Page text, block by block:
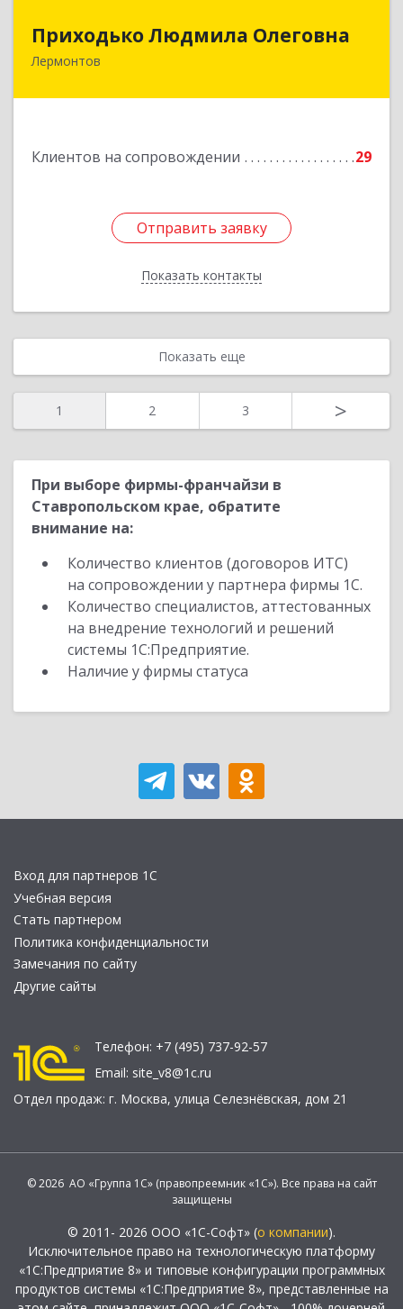
Приходько Людмила Олеговна
Лермонтов
Клиентов на сопровождении 29
Отправить заявку
Показать контакты
357341, Лермонтов г, П.Лумумбы ул, дом №
Отправить заявку
Назад
Показать еще
1 2 3 >
При выборе фирмы-франчайзи в
Ставропольском крае, обратите
внимание на:
Количество клиентов (договоров ИТС)
на сопровождении у партнера фирмы 1С.
Количество специалистов, аттестованных
на внедрение технологий и решений
системы 1С:Предприятие.
Наличие у фирмы статуса
Вход для партнеров 1С
Учебная версия
Стать партнером
Политика конфиденциальности
Замечания по сайту
Другие сайты
Телефон: +7 (495) 737-92-57
Email: site_v8@1c.ru
Отдел продаж: г. Москва, улица Селезнёвская, дом 21
© 2026 АО «Группа 1С» (правопреемник «1С»). Все права на сайт
защищены
© 2011- 2026 ООО «1С-Софт» (о компании).
Исключительное право на технологическую платформу
«1С:Предприятие 8» и типовые конфигурации программных
продуктов системы «1С:Предприятие 8», представленные на